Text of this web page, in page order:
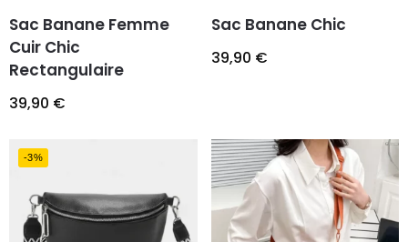
Sac Banane Femme
Cuir Chic
Rectangulaire
39,90 €
Sac Banane Chic
39,90 €
-3%